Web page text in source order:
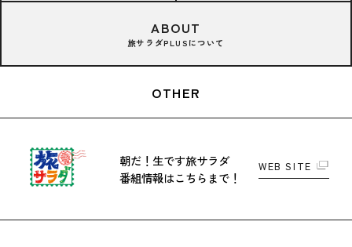
ABOUT
旅サラダPLUSについて
OTHER
朝だ！生です旅サラダ
番組情報はこちらまで！
WEB SITE